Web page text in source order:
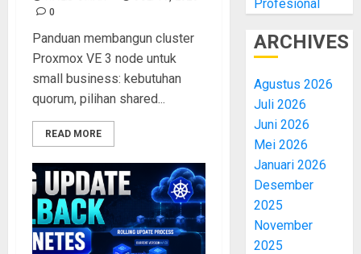
0
Panduan membangun cluster
Proxmox VE 3 node untuk
small business: kebutuhan
quorum, pilihan shared...
READ MORE
Profesional
ARCHIVES
Agustus 2026
Juli 2026
Juni 2026
Mei 2026
Januari 2026
Desember
2025
November
2025